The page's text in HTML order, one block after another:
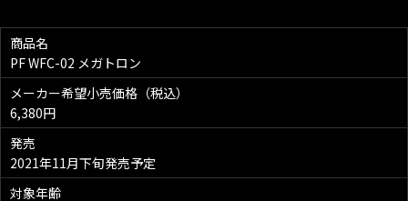
商品名
PF WFC-02 メガトロン
メーカー希望小売価格（税込）
6,380円
発売
2021年11月下旬発売予定
対象年齢